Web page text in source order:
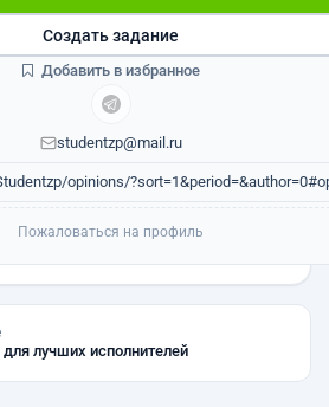
studentzp@mail.ru
opinions/
Создать задание
Добавить в избранное
Пожаловаться на профиль
лучших исполнителей